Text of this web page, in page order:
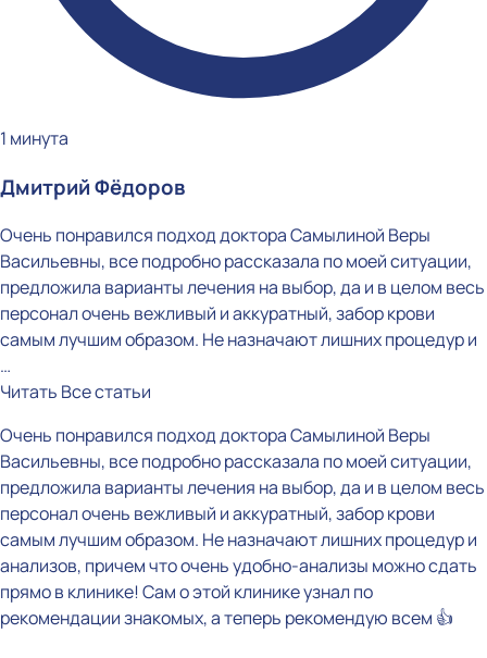
1 минута
Дмитрий Фёдоров
Очень понравился подход доктора Самылиной Веры
Васильевны, все подробно рассказала по моей ситуации,
предложила варианты лечения на выбор, да и в целом весь
персонал очень вежливый и аккуратный, забор крови
самым лучшим образом. Не назначают лишних процедур и
…
Читать Все статьи
Очень понравился подход доктора Самылиной Веры
Васильевны, все подробно рассказала по моей ситуации,
предложила варианты лечения на выбор, да и в целом весь
персонал очень вежливый и аккуратный, забор крови
самым лучшим образом. Не назначают лишних процедур и
анализов, причем что очень удобно-анализы можно сдать
прямо в клинике! Сам о этой клинике узнал по
рекомендации знакомых, а теперь рекомендую всем 👍